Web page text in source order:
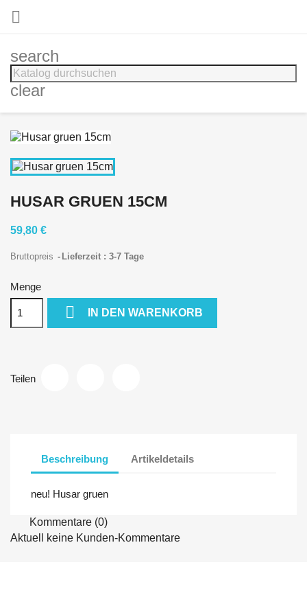

search
clear
HUSAR GRUEN 15CM
59,80 €
Bruttopreis Lieferzeit : 3-7 Tage
Menge
 IN DEN WARENKORB
Teilen
Beschreibung Artikeldetails
neu! Husar gruen
Kommentare (0)
Aktuell keine Kunden-Kommentare